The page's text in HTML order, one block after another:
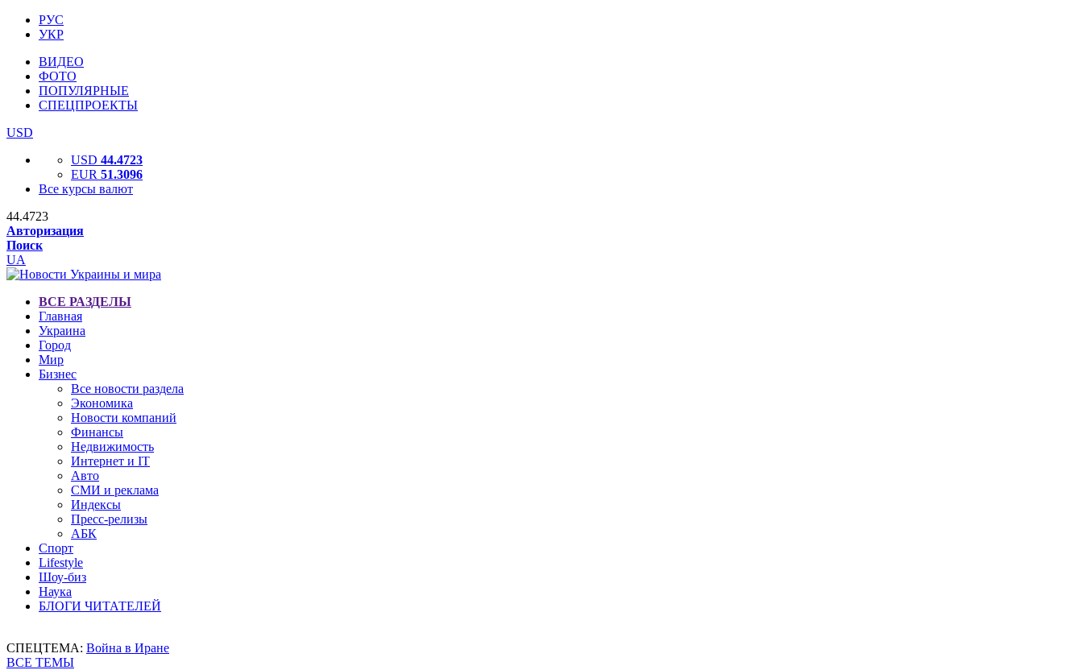
РУС
УКР
ВИДЕО
ФОТО
ПОПУЛЯРНЫЕ
СПЕЦПРОЕКТЫ
USD
USD 44.4723
EUR 51.3096
Все курсы валют
44.4723
Авторизация
Поиск
UA
ВСЕ РАЗДЕЛЫ
Главная
Украина
Город
Мир
Бизнес
Все новости раздела
Экономика
Новости компаний
Финансы
Недвижимость
Интернет и IT
Авто
СМИ и реклама
Индексы
Пресс-релизы
АБК
Спорт
Lifestyle
Шоу-биз
Наука
БЛОГИ ЧИТАТЕЛЕЙ
СПЕЦТЕМА: Война в Иране
ВСЕ ТЕМЫ